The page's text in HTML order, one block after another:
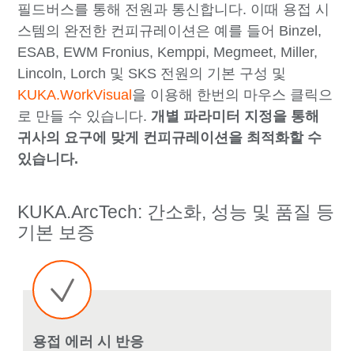
필드버스를 통해 전원과 통신합니다. 이때 용접 시
스템의 완전한 컨피규레이션은 예를 들어 Binzel,
ESAB, EWM Fronius, Kemppi, Megmeet, Miller,
Lincoln, Lorch 및 SKS 전원의 기본 구성 및
KUKA.WorkVisual을 이용해 한번의 마우스 클릭으
로 만들 수 있습니다.개별 파라미터 지정을 통해
귀사의 요구에 맞게 컨피규레이션을 최적화할 수
있습니다.
KUKA.ArcTech: 간소화, 성능 및 품질 등
기본 보증
용접 에러 시 반응